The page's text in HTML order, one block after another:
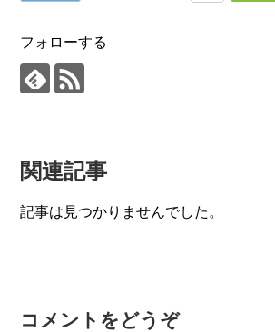
フォローする
関連記事
記事は見つかりませんでした。
コメントをどうぞ